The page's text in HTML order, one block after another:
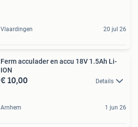
Vlaardingen 20 jul 26
Ferm acculader en accu 18V 1.5Ah Li-
ION
€ 10,00 Details
Arnhem 1 jun 26